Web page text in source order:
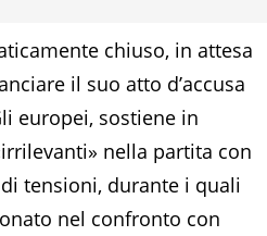
chiuso, in attesa
il suo atto d’accusa
europei, sostiene in
nella partita con
tensioni, durante i quali
nel confronto con